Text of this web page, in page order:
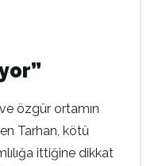
özgür ortamın
Tarhan, kötü
ittiğine dikkat